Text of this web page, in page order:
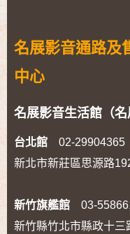
名展影音通路及
中心
名展影音生活館（名
台北館 02-29904365
新北市新莊區思源路
新竹旗艦館 03-
新竹縣竹北市縣政十三